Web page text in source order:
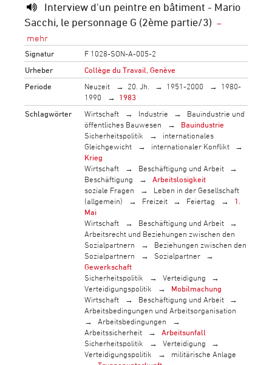
Interview d'un peintre en bâtiment - Mario
Sacchi, le personnage G (2ème partie/3)
Signatur
F 1028-SON-A-005-2
Urheber
Collège du Travail, Genève
Periode
Neuzeit 20. Jh. 1951-2000
1980-
1990
1983
Schlagwörter
Wirtschaft Industrie
Bauindustrie und
öffentliches Bauwesen
Bauindustrie
Sicherheitspolitik
internationales
Gleichgewicht
internationaler Konflikt
Krieg
Wirtschaft
Beschäftigung und Arbeit
Beschäftigung
Arbeitslosigkeit
soziale Fragen
Leben in der Gesellschaft
(allgemein)
Freizeit Feiertag
1.
Mai
Wirtschaft
Beschäftigung und Arbeit
Arbeitsrecht und Beziehungen zwischen den
Sozialpartnern
Beziehungen zwischen den
Sozialpartnern
Sozialpartner
Gewerkschaft
Sicherheitspolitik
Verteidigung
Verteidigungspolitik
Mobilmachung
Wirtschaft
Beschäftigung und Arbeit
Arbeitsbedingungen und Arbeitsorganisation
Arbeitsbedingungen
Arbeitssicherheit
Arbeitsunfall
Sicherheitspolitik
Verteidigung
Verteidigungspolitik
militärische Anlage